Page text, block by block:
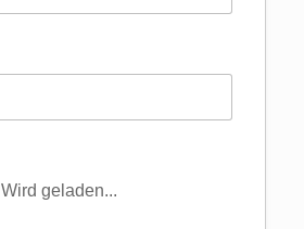
Wird geladen...